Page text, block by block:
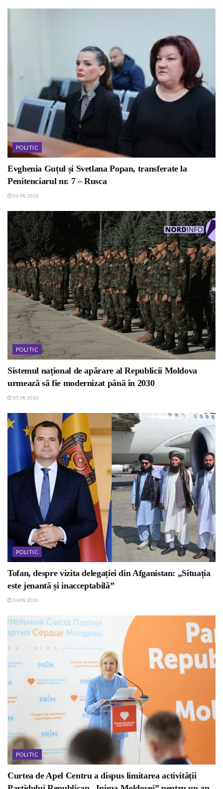
POLITIC
Evghenia Guțul și Svetlana Popan, transferate la
Penitenciarul nr. 7 – Rusca
06.08.2026
POLITIC
Sistemul național de apărare al Republicii Moldova
urmează să fie modernizat până în 2030
05.08.2026
POLITIC
Tofan, despre vizita delegației din Afganistan: „Situația
este jenantă și inacceptabilă”
04.08.2026
POLITIC
Curtea de Apel Centru a dispus limitarea activității